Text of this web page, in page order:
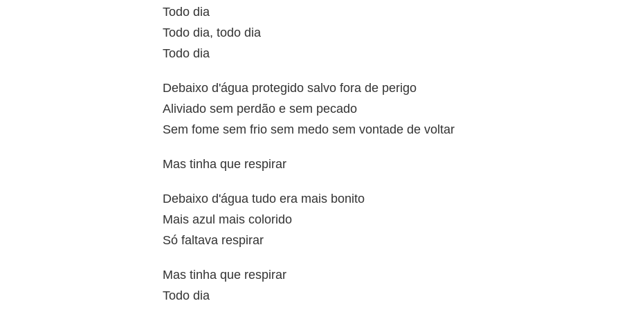
Todo dia
Todo dia, todo dia
Todo dia
Debaixo d'água protegido salvo fora de perigo
Aliviado sem perdão e sem pecado
Sem fome sem frio sem medo sem vontade de voltar
Mas tinha que respirar
Debaixo d'água tudo era mais bonito
Mais azul mais colorido
Só faltava respirar
Mas tinha que respirar
Todo dia